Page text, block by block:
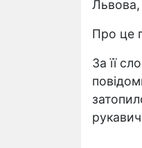
Львова,
Про це
За її